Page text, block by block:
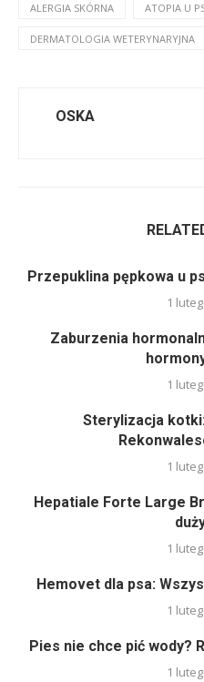
ALERGIA SKÓRNA ATOPIA U
DERMATOLOGIA WETERYNARYJNA
OSKA
Przepuklina pępkowa u
1
Zaburzenia
1
Sterylizacja
1
Hepatiale Forte Large
1
Hemovet dla psa:
1
Pies nie chce pić wody?
1